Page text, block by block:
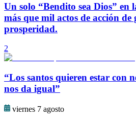
Un solo “Bendito sea Dios” en
más que mil actos de acción de
prosperidad.
2
“Los santos quieren estar con
nos da igual”
viernes 7 agosto